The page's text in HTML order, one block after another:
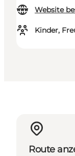
Website
Kinder,
Route